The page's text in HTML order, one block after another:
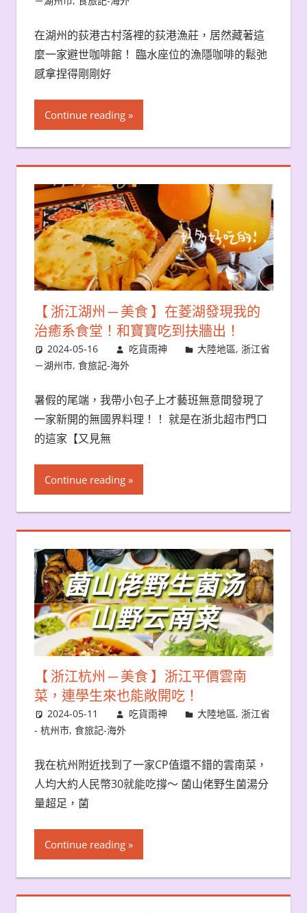
在湖州的荻港古村落裡的荻港漁莊，居然藏著這
麼一家避世咖啡館！ 臨水座位的漁隱咖啡的鬆弛
感拿捏得剛剛好
Continue reading
【 浙江湖州 ─ 美食 】在菱湖發現我的
治癒系食堂！和寶寶吃到扶牆出！
2024-05-16 吃貨雨神 大陸地區,浙江省
－湖州市, 食旅記-海外
暑假的尾端，我帶小包子上才藝班無意間發現了
一家新開的無國界料理！！ 就是在浙北超市門口
的這家【又見無
Continue reading
【 浙江杭州 ─ 美食 】浙江平價雲南
菜，連學生來也能敞開吃！
2024-05-11 吃貨雨神 大陸地區,浙江省
- 杭州市, 食旅記-海外
我在杭州附近找到了一家CP值還不錯的雲南菜，
人均大約人民幣30就能吃撐～ 菌山佬野生菌湯分
量超足，菌
Continue reading